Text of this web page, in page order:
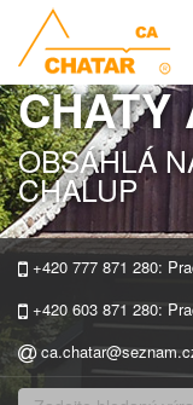
CHATY
OBSÁHLÁ
CHALUP
+420 777 871 280:
+420 603 871 280: